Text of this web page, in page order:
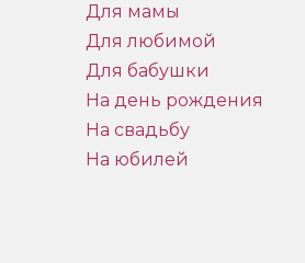
Для мамы
Для любимой
Для бабушки
На день рождения
На свадьбу
На юбилей